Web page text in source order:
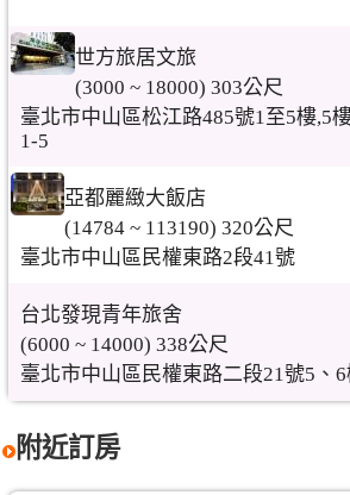
世方旅居文旅
(3000 ~ 18000) 303公尺
臺北市中山區松江路485號1至5樓,5
1-5
亞都麗緻大飯店
(14784 ~ 113190) 320公尺
臺北市中山區民權東路2段41號
台北發現青年旅舍
(6000 ~ 14000) 338公尺
臺北市中山區民權東路二段21號5、
附近訂房